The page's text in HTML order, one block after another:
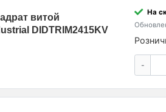
витой
DIDTRIM2415KV
На
-